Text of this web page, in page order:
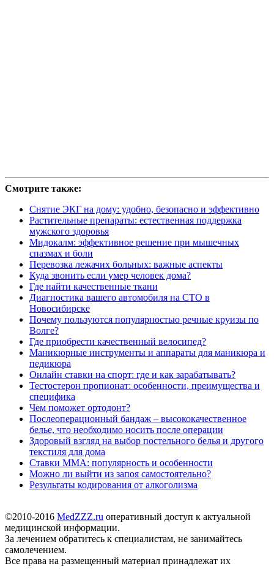
Смотрите также:
Снятие ЭКГ на дому: удобно, безопасно и эффективно
Растительные препараты: естественная поддержка
мужского здоровья
Мидокалм: эффективное решение при мышечных
спазмах и боли
Перевозка лежачих больных: важные аспекты
Куда звонить если умер человек дома?
Где найти качественные ткани
Диагностика вашего автомобиля на СТО в
Новосибирске
Почему пользуются популярностью речные круизы по
Волге?
Где приобрести качественный велосипед?
Маникюрные инструменты и аппараты для маникюра и
педикюра
Онлайн ставки на спорт: где и как зарабатывать?
Тестостерон пропионат: особенности, преимущества и
специфика
Чем поможет ортодонт?
Послеоперационный бандаж – высококачественное
белье, что необходимо носить после операции
Здоровый взгляд на выбор постельного белья и другого
текстиля для дома
Ставки MMA: популярность и особенности
Можно ли выйти из запоя самостоятельно?
Результаты кодирования от алкоголизма
©2010-2016 MedZZZ.ru оперативный доступ к актуальной
медицинской информации.
За лечением обратитесь к специалистам, не занимайтесь
самолечением.
Все права на размещенный материал принадлежат их